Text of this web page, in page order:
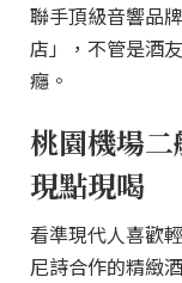
聯手頂級音響品
店」，不管是酒
癮。
桃園機場
現點現喝
看準現代人喜歡
尼詩合作的精緻